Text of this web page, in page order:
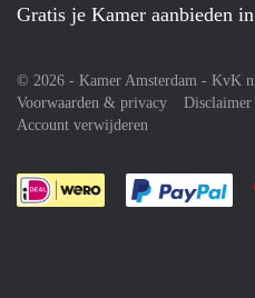
Gratis je Kamer aanbieden
© 2026 - Kamer Amsterdam - KvK
Voorwaarden & privacy
Disclaimer
Account verwijderen